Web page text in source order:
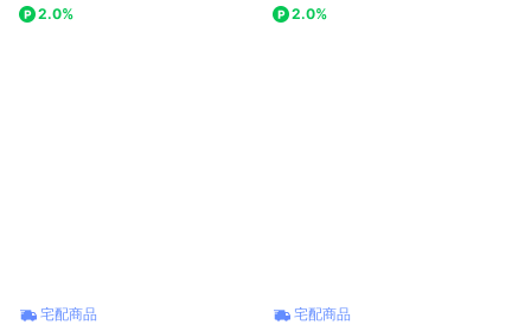
2.0% 2.0%
宅配商品 宅配商品